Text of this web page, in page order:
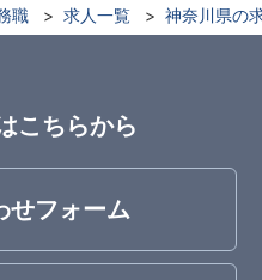
職 求人一覧 神奈川県の
こちらから
せフォーム